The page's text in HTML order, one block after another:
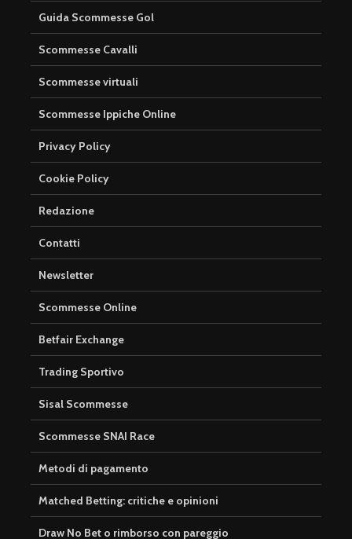
Guida Scommesse Gol
Scommesse Cavalli
Scommesse virtuali
Scommesse Ippiche Online
Privacy Policy
Cookie Policy
Redazione
Contatti
Newsletter
Scommesse Online
Betfair Exchange
Trading Sportivo
Sisal Scommesse
Scommesse SNAI Race
Metodi di pagamento
Matched Betting: critiche e opinioni
Draw No Bet o rimborso con pareggio